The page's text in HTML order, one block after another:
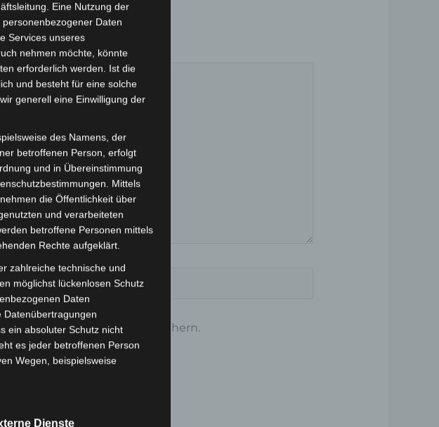
mit *markiert
Website
nächsten Kommentar speichern.
Eine Nutzung der
Daten
Services unseres
nehmen möchte, könnte
erforderlich werden. Ist die
und besteht für eine solche
generell eine Einwilligung der
des Namens, der
betroffenen Person, erfolgt
und in Übereinstimmung
Mittels
die Öffentlichkeit über
und verarbeiteten
betroffene Personen mittels
Rechte aufgeklärt.
zahlreiche technische und
möglichst lückenlosen Schutz
Daten
Datenübertragungen
ein absoluter Schutz nicht
es jeder betroffenen Person
Wegen, beispielsweise
Dienste